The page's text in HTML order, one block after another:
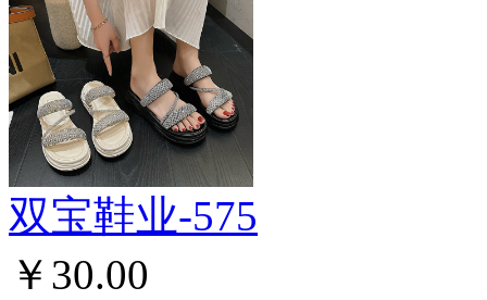
双宝鞋业-575
￥30.00